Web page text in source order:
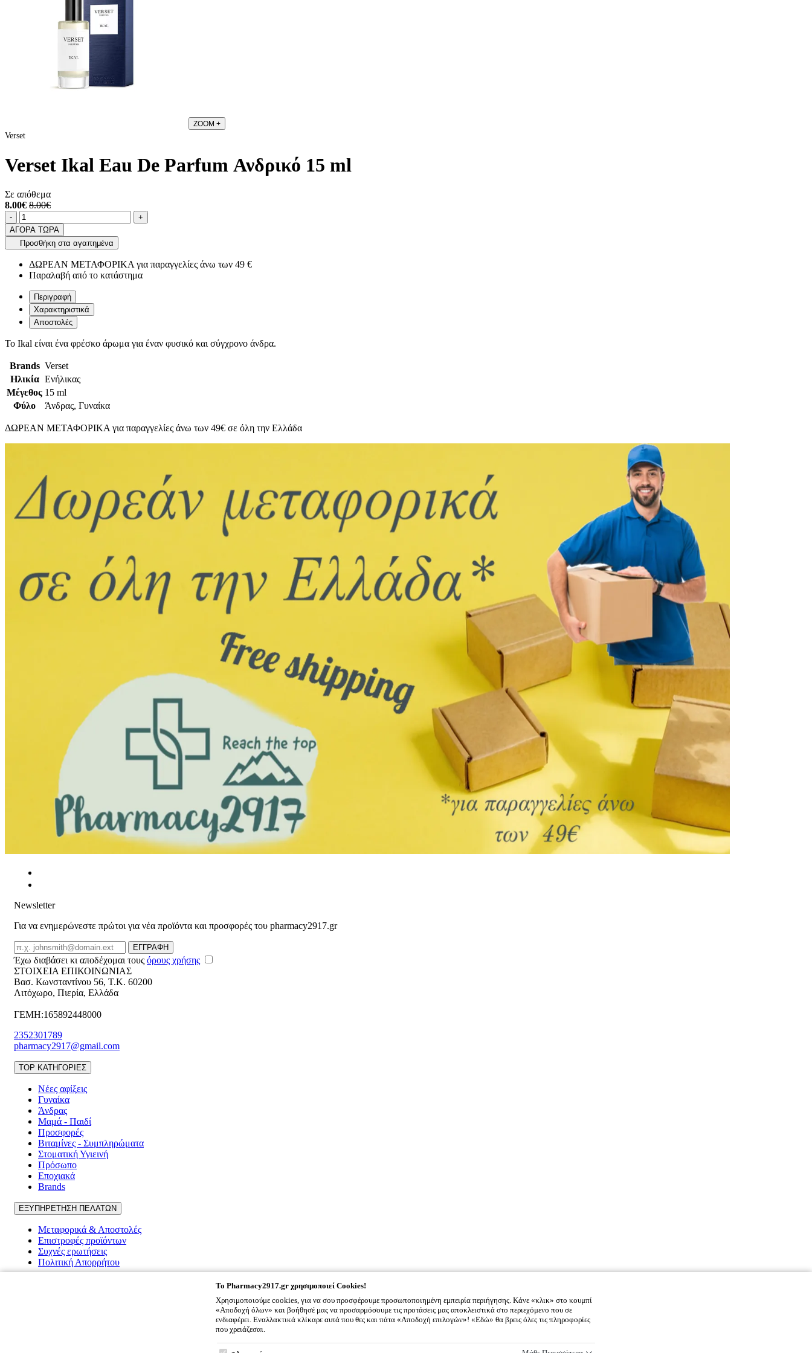
ZOOM +
Verset
Verset Ikal Eau De Parfum Ανδρικό 15 ml
Σε απόθεμα
8.00€ 8.00€
Ποσότητα
-product.increase.quantity +
ΑΓΟΡΑ ΤΩΡΑ
Προσθήκη στα αγαπημένα
ΔΩΡΕΑΝ ΜΕΤΑΦΟΡΙΚΑ για παραγγελίες άνω των 49 €
Παραλαβή από το κατάστημα
Περιγραφή
Χαρακτηριστικά
Αποστολές
To Ikal είναι ένα φρέσκο άρωμα για έναν φυσικό και σύγχρονο άνδρα.
Brands Verset
Ηλικία Ενήλικας
Μέγεθος 15 ml
Φύλο
Άνδρας, Γυναίκα
ΔΩΡΕΑΝ ΜΕΤΑΦΟΡΙΚΑ για παραγγελίες άνω των 49€ σε όλη την Ελλάδα
Newsletter
Για να ενημερώνεστε πρώτοι για νέα προϊόντα και προσφορές του pharmacy2917.gr
Email
ΕΓΓΡΑΦΗ
Έχω διαβάσει κι αποδέχομαι τους όρους χρήσης
ΣΤΟΙΧΕΙΑ ΕΠΙΚΟΙΝΩΝΙΑΣ
Βασ. Κωνσταντίνου 56, T.K. 60200
Λιτόχωρο, Πιερία, Ελλάδα
ΓΕΜΗ:165892448000
2352301789
pharmacy2917@gmail.com
TOP ΚΑΤΗΓΟΡΙΕΣ
Νέες αφίξεις
Γυναίκα
Άνδρας
Μαμά - Παιδί
Προσφορές
Βιταμίνες - Συμπληρώματα
Στοματική Υγιεινή
Πρόσωπο
Εποχιακά
Brands
ΕΞΥΠΗΡΕΤΗΣΗ ΠΕΛΑΤΩΝ
Μεταφορικά & Αποστολές
Επιστροφές προϊόντων
Συχνές ερωτήσεις
Πολιτική Απορρήτου
To Pharmacy2917.gr χρησιμοποιεί Cookies!
Χρησιμοποιούμε cookies, για να σου προσφέρουμε προσωποποιημένη εμπειρία περιήγησης. Κάνε «κλικ» στο κουμπί
«Αποδοχή όλων» και βοήθησέ μας να προσαρμόσουμε τις προτάσεις μας αποκλειστικά στο περιεχόμενο που σε
ενδιαφέρει. Εναλλακτικά κλίκαρε αυτά που θες και πάτα «Αποδοχή επιλογών»! «Εδώ» θα βρεις όλες τις πληροφορίες
που χρειάζεσαι.
To